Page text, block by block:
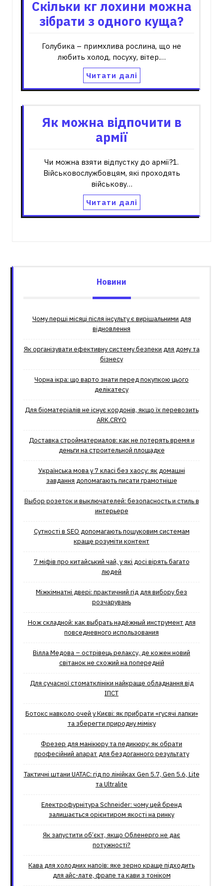
Скільки кг лохини можна
зібрати з одного куща?
Голубика – примхлива рослина, що не
любить холод, посуху, вітер.…
Читати далі
Як можна відпочити в
армії
Чи можна взяти відпустку до армії?1.
Військовослужбовцям, які проходять
військову…
Читати далі
Новини
Чому перші місяці після інсульту є вирішальними для
відновлення
Як організувати ефективну систему безпеки для дому та
бізнесу
Чорна ікра: що варто знати перед покупкою цього
делікатесу
Для біоматеріалів не існує кордонів, якщо їх перевозить
ARK.CRYO
Доставка стройматериалов: как не потерять время и
деньги на строительной площадке
Українська мова у 7 класі без хаосу: як домашні
завдання допомагають писати грамотніше
Выбор розеток и выключателей: безопасность и стиль в
интерьере
Сутності в SEO допомагають пошуковим системам
краще розуміти контент
7 міфів про китайський чай, у які досі вірять багато
людей
Міжкімнатні двері: практичний гід для вибору без
розчарувань
Нож складной: как выбрать надёжный инструмент для
повседневного использования
Вілла Медова – острівець релаксу, де кожен новий
світанок не схожий на попередній
Для сучасної стоматклініки найкраще обладнання від
ІПСТ
Ботокс навколо очей у Києві: як прибрати «гусячі лапки»
та зберегти природну міміку
Фрезер для манікюру та педикюру: як обрати
професійний апарат для бездоганного результату
Тактичні штани UATAC: гід по лінійках Gen 5.7, Gen 5.6, Lite
та Ultralite
Електрофурнітура Schneider: чому цей бренд
залишається орієнтиром якості на ринку
Як запустити об’єкт, якщо Обленерго не дає
потужності?
Кава для холодних напоїв: яке зерно краще підходить
для айс-лате, фрапе та кави з тоніком